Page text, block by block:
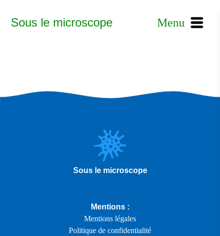
Sous le microscope Menu
Sous le microscope
Mentions :
Mentions légales
Politique de confidentialité